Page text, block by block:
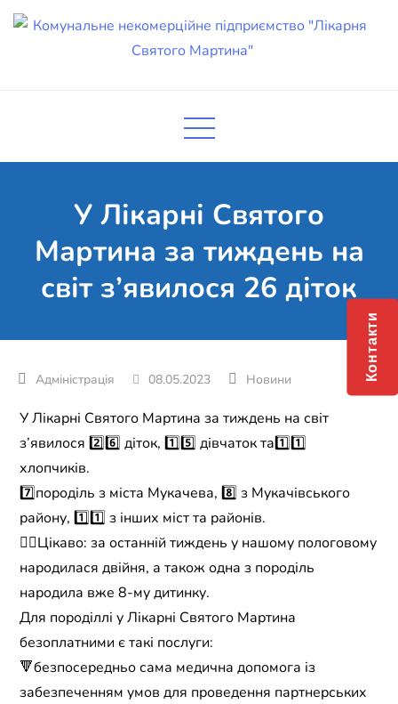
Skip
підприємство "Лікарня Святого
У Лікарні Святого
Мартина за тиждень на
світ з’явилося 26 діток
08.05.2023 Новини
У Лікарні Святого Мартина за тиждень на світ
з’явилося 2️⃣6️⃣ діток, 1️⃣5️⃣ дівчаток та1️⃣1️⃣
хлопчиків.
7️⃣породіль з міста Мукачева, 8️⃣ з Мукачівського
району, 1️⃣1️⃣ з інших міст та районів.
☝🏼Цікаво: за останній тиждень у нашому пологовому
народилася двійня, а також одна з породіль
народила вже 8-му дитинку.
Для породіллі у Лікарні Святого Мартина
безоплатними є такі послуги:
🔻безпосередньо сама медична допомога із
забезпеченням умов для проведення партнерських
Контакти